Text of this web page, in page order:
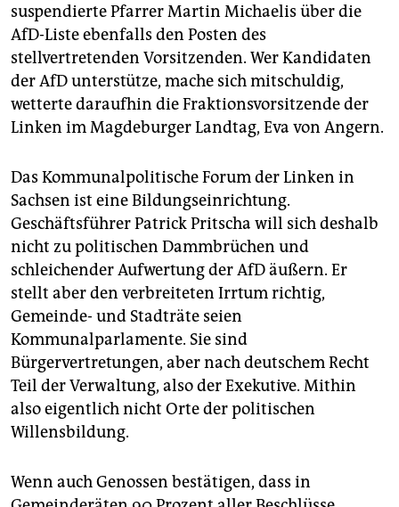
suspendierte Pfarrer Martin Michaelis über die
AfD-Liste ebenfalls den Posten des
stellvertretenden Vorsitzenden. Wer Kandidaten
der AfD unterstütze, mache sich mitschuldig,
wetterte daraufhin die Fraktionsvorsitzende der
Linken im Magdeburger Landtag, Eva von Angern.
Das Kommunalpolitische Forum der Linken in
Sachsen ist eine Bildungseinrichtung.
Geschäftsführer Patrick Pritscha will sich deshalb
nicht zu politischen Dammbrüchen und
schleichender Aufwertung der AfD äußern. Er
stellt aber den verbreiteten Irrtum richtig,
Gemeinde- und Stadträte seien
Kommunalparlamente. Sie sind
Bürgervertretungen, aber nach deutschem Recht
Teil der Verwaltung, also der Exekutive. Mithin
also eigentlich nicht Orte der politischen
Willensbildung.
Wenn auch Genossen bestätigen, dass in